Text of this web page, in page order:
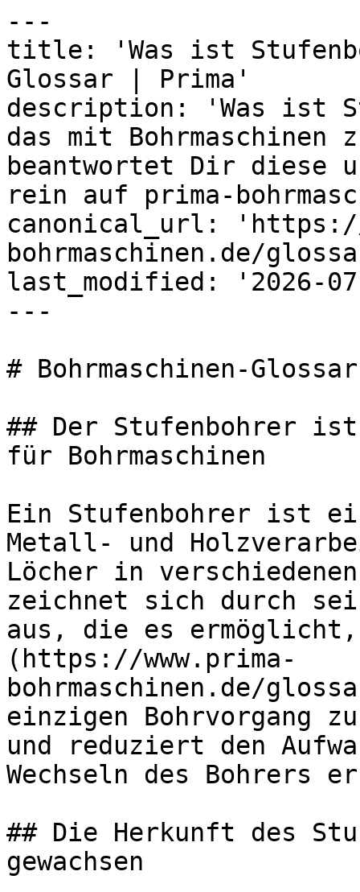
---
title: 'Was ist
Glossar | Prima'
description: 'Was ist
das mit Bohrmaschinen
beantwortet Dir diese
rein auf prima-
canonical_url: 'https://
bohrmaschinen.de/
last_modified: '2026-
---
# Bohrmaschinen-
## Der Stufenbohrer
für Bohrmaschinen
Ein Stufenbohrer ist
Metall- und
Löcher in
zeichnet sich durch
aus, die es ermöglicht,
(https://www.prima-
bohrmaschinen.de/
einzigen Bohrvorgang
und reduziert den
Wechseln des
## Die Herkunft des
gewachsen